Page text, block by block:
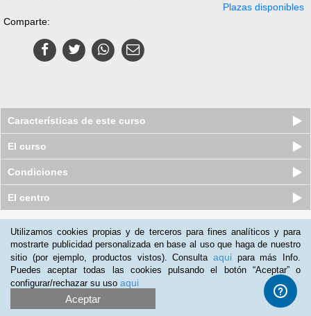
Plazas disponibles
Comparte:
Características de este curso
El curso
Condiciones
El centro
Utilizamos cookies propias y de terceros para fines analíticos y para
mostrarte publicidad personalizada en base al uso que haga de nuestro
sitio (por ejemplo, productos vistos). Consulta aqui para más Info.
Puedes aceptar todas las cookies pulsando el botón “Aceptar” o
configurar/rechazar su uso aqui
Aceptar
Promociona tu negocio |Programa de Afiliación
2012-2026 Aprendum
LLámanos: